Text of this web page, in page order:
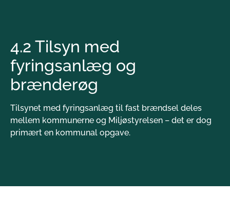
4.2 Tilsyn med
fyringsanlæg og
brænderøg
Tilsynet med fyringsanlæg til fast brændsel deles
mellem kommunerne og Miljøstyrelsen – det er dog
primært en kommunal opgave.